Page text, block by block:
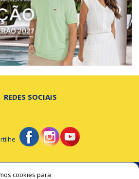
cookies para
REDES SOCIAIS
- A notícia na hora certa!